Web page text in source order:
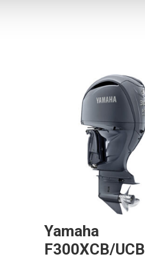
Yamaha
F300XCB/UCB